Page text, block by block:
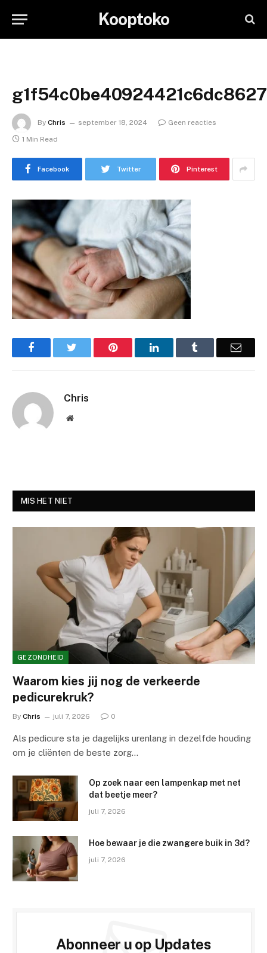
Kooptoko
By Chris september 18, 2024
Geen reacties
1 Min Read
Facebook Twitter Pinterest
Facebook Pinterest LinkedIn Email
Chris
Website
MIS HET NIET
GEZONDHEID
Waarom kies jij nog de verkeerde
pedicurekruk?
By Chris juli 7, 2026 0
Als pedicure sta je dagelijks urenlang in dezelfde houding
om je cliënten de beste zorg…
Op zoek naar een lampenkap met net
dat beetje meer?
juli 7, 2026
Hoe bewaar je die zwangere buik in 3d?
juli 7, 2026
Abonneer u op Updates